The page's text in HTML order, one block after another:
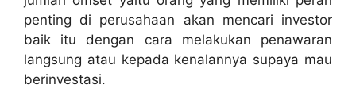
penting di perusahaan akan mencari investor
baik itu dengan cara melakukan penawaran
langsung atau kepada kenalannya supaya mau
berinvestasi.